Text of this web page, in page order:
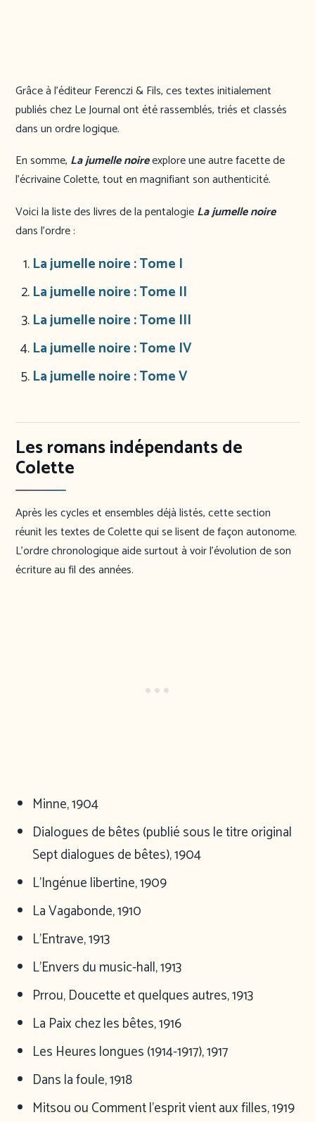
Grâce à l’éditeur Ferenczi & Fils, ces textes initialement
publiés chez Le Journal ont été rassemblés, triés et classés
dans un ordre logique.
En somme, La jumelle noireexplore une autre facette de
l’écrivaine Colette, tout en magnifiant son authenticité.
Voici la liste des livres de la pentalogieLa jumelle noire
dans l’ordre :
La jumelle noire : Tome I
La jumelle noire : Tome II
La jumelle noire : Tome III
La jumelle noire : Tome IV
La jumelle noire : Tome V
Les romans indépendants de
Colette
Après les cycles et ensembles déjà listés, cette section
réunit les textes de Colette qui se lisent de façon autonome.
L’ordre chronologique aide surtout à voir l’évolution de son
écriture au fil des années.
Minne, 1904
Dialogues de bêtes (publié sous le titre original
Sept dialogues de bêtes), 1904
L’Ingénue libertine, 1909
La Vagabonde, 1910
L’Entrave, 1913
L’Envers du music-hall, 1913
Prrou, Doucette et quelques autres, 1913
La Paix chez les bêtes, 1916
Les Heures longues (1914-1917), 1917
Dans la foule, 1918
Mitsou ou Comment l’esprit vient aux filles, 1919